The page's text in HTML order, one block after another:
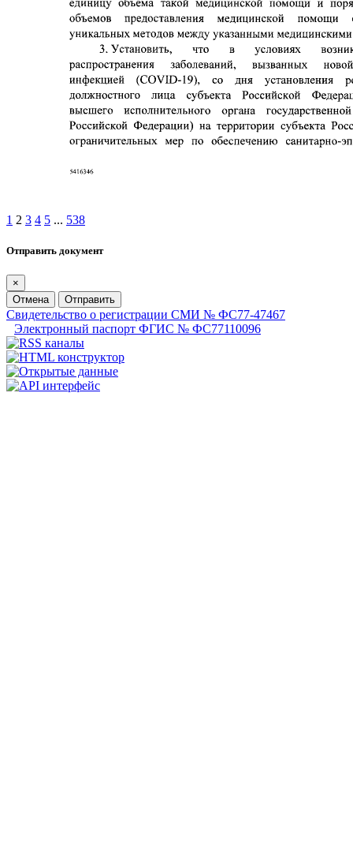
1 2 3 4 5 ... 538
Отправить документ
×
Отмена
Отправить
Свидетельство о регистрации СМИ № ФС77-47467
Электронный паспорт ФГИС № ФС77110096